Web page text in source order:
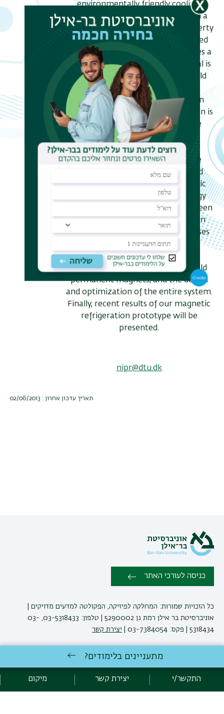
environmentally friendly cooling.
Magnetic refrigeration is based on a
fundamental thermodynamic property
of magnetic materials: the so-called
magnetocaloric effect, which causes a
temperature change if the material is
subject to an applied magnetic field
under adiabatic conditions. This
changes of the temperature upon
magnetization and demagnetization is
used to generate cooling and the
magnetocaloric effect is most
pronounced in the vicinity of a
magnetic phase transition of the
material, e.g. from a non-ordered
(paramagnetic) to a ferromagnetic
state. In the Department of Energy
Conversion and Storage, we have been
working on magnetic refrigeration
since 2001. This presentation focuses
on the crucial challenges for the
technology: development of
magnetocaloric materials, high‐field
permanent magnets, and the design
and optimization of the entire system.
Finally, recent results of our magnetic
refrigeration prototype will be
presented.
nipr@dtu.dk
תאריך עדכון אחרון : 02/06/2013
כניסה לעורכי האתר
כל הזכויות שמורות: המחלקה לפיזיקה, הפקולטה למדעים מדויקים |
אוניברסיטת בר אילן רמת גן 5290002 | טלפון: 03-5318433, 03-
5318434 | פקס: 03-7384054 |
יצירת קשר
באוניברסיטת בר-אילן
הצהרת נגישות
מדיניות פרטיות
מתעניינים בלימודים?
התקשר/י יצירת קשר מיקום